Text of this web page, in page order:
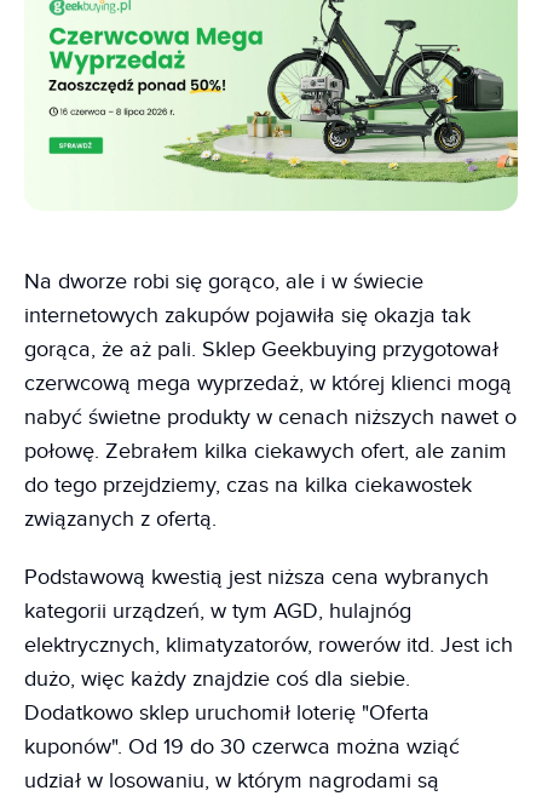
Na dworze robi się gorąco, ale i w świecie
internetowych zakupów pojawiła się okazja tak
gorąca, że aż pali. Sklep Geekbuying przygotował
czerwcową mega wyprzedaż, w której klienci mogą
nabyć świetne produkty w cenach niższych nawet o
połowę. Zebrałem kilka ciekawych ofert, ale zanim
do tego przejdziemy, czas na kilka ciekawostek
związanych z ofertą.
Podstawową kwestią jest niższa cena wybranych
kategorii urządzeń, w tym AGD, hulajnóg
elektrycznych, klimatyzatorów, rowerów itd. Jest ich
dużo, więc każdy znajdzie coś dla siebie.
Dodatkowo sklep uruchomił loterię "Oferta
kuponów". Od 19 do 30 czerwca można wziąć
udział w losowaniu, w którym nagrodami są